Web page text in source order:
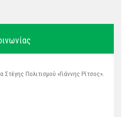
Στέγης Πολιτισμού «Γιάννης Ρίτσος».